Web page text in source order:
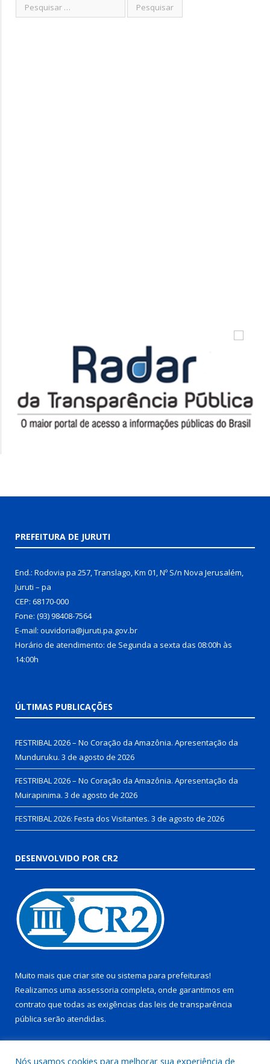
PREFEITURA DE JURUTI
End.: Rodovia pa 257, Translago, Km 01, Nº S/n Nova Jerusalém,
Juruti – pa
CEP: 68170-000
Fone: (93) 98408-7564
E-mail: ouvidoria@juruti.pa.gov.br
Horário de atendimento: de Segunda a sexta das 08:00h às
14:00h
ÚLTIMAS PUBLICAÇÕES
FESTRIBAL 2026 – No Coração da Amazônia. Apresentação da
Munduruku. 3 de agosto de 2026
FESTRIBAL 2026 – No Coração da Amazônia. Apresentação da
Muirapinima. 3 de agosto de 2026
FESTRIBAL 2026: Festa dos Visitantes. 3 de agosto de 2026
DESENVOLVIDO POR CR2
Muito mais que criar site ou sistema para prefeituras!
Realizamos uma assessoria completa, onde garantimos em
contrato que todas as exigências das leis de transparência
pública serão atendidas.
Nós usamos cookies para melhorar sua experiência de